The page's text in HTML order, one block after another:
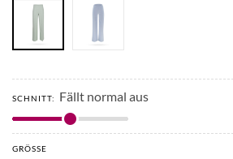
169,90€
SCHNITT: Fällt normal aus
GRÖSSE